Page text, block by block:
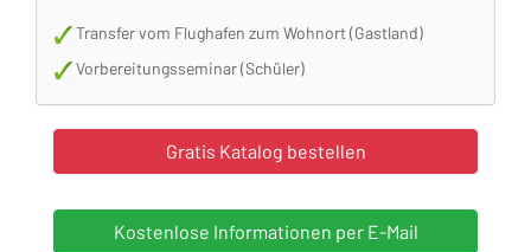
Transfer vom Flughafen zum Wohnort (Gastland)
Vorbereitungsseminar (Schüler)